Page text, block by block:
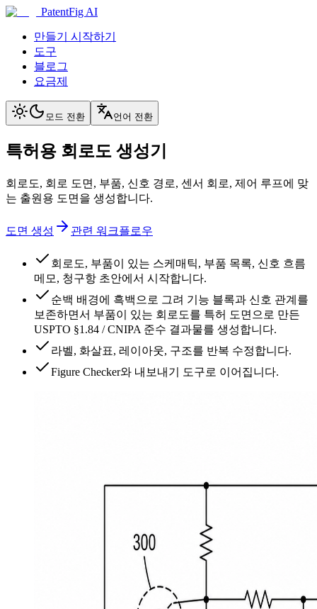
PatentFig AI
만들기 시작하기
도구
블로그
요금제
모드 전환 언어 전환
특허용 회로도 생성기
회로도, 회로 도면, 부품, 신호 경로, 센서 회로, 제어 루프에 맞
는 출원용 도면을 생성합니다.
도면 생성 관련 워크플로우
회로도, 부품이 있는 스케매틱, 부품 목록, 신호 흐름
메모, 청구항 초안에서 시작합니다.
순백 배경에 흑백으로 그려 기능 블록과 신호 관계를
보존하면서 부품이 있는 회로도를 특허 도면으로 만든
USPTO §1.84 / CNIPA 준수 결과물를 생성합니다.
라벨, 화살표, 레이아웃, 구조를 반복 수정합니다.
Figure Checker와 내보내기 도구로 이어집니다.